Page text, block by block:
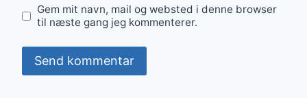
Gem mit navn, mail og websted i denne browser
til næste gang jeg kommenterer.